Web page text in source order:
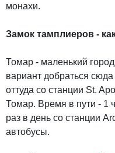
монахи.
Замок тамплиеров -
Томар - маленький
вариант добраться
оттуда со станции St.
Томар. Время в пути - 1
раз в день со станции
автобусы.